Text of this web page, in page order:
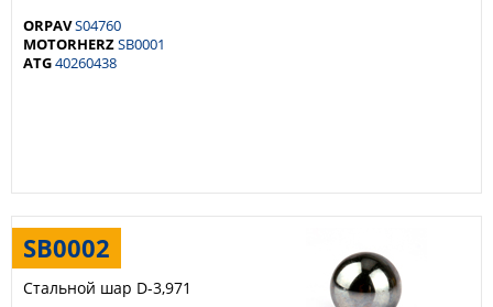
ORPAVS04760
MOTORHERZSB0001
ATG40260438
SB0002
Стальной шар D-3,971